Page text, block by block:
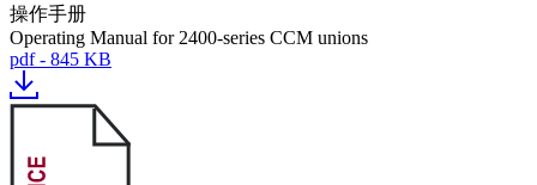
操作手册
Operating Manual for 2400-series CCM unions
pdf - 845 KB